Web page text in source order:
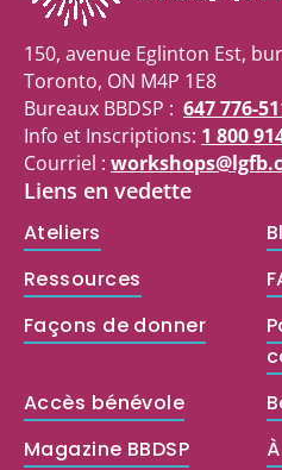
150, avenue Eglinton Est,
Toronto, ON M4P 1E8
Bureaux BBDSP : 647 776-
Info et Inscriptions: 1 800
Courriel :
Liens en vedette
Ateliers
Ressources
Façons de donner
Accès bénévole
Magazine BBDSP